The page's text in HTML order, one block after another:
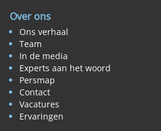
Over ons
Ons verhaal
Team
In de media
Experts aan het woord
Persmap
Contact
Vacatures
Ervaringen